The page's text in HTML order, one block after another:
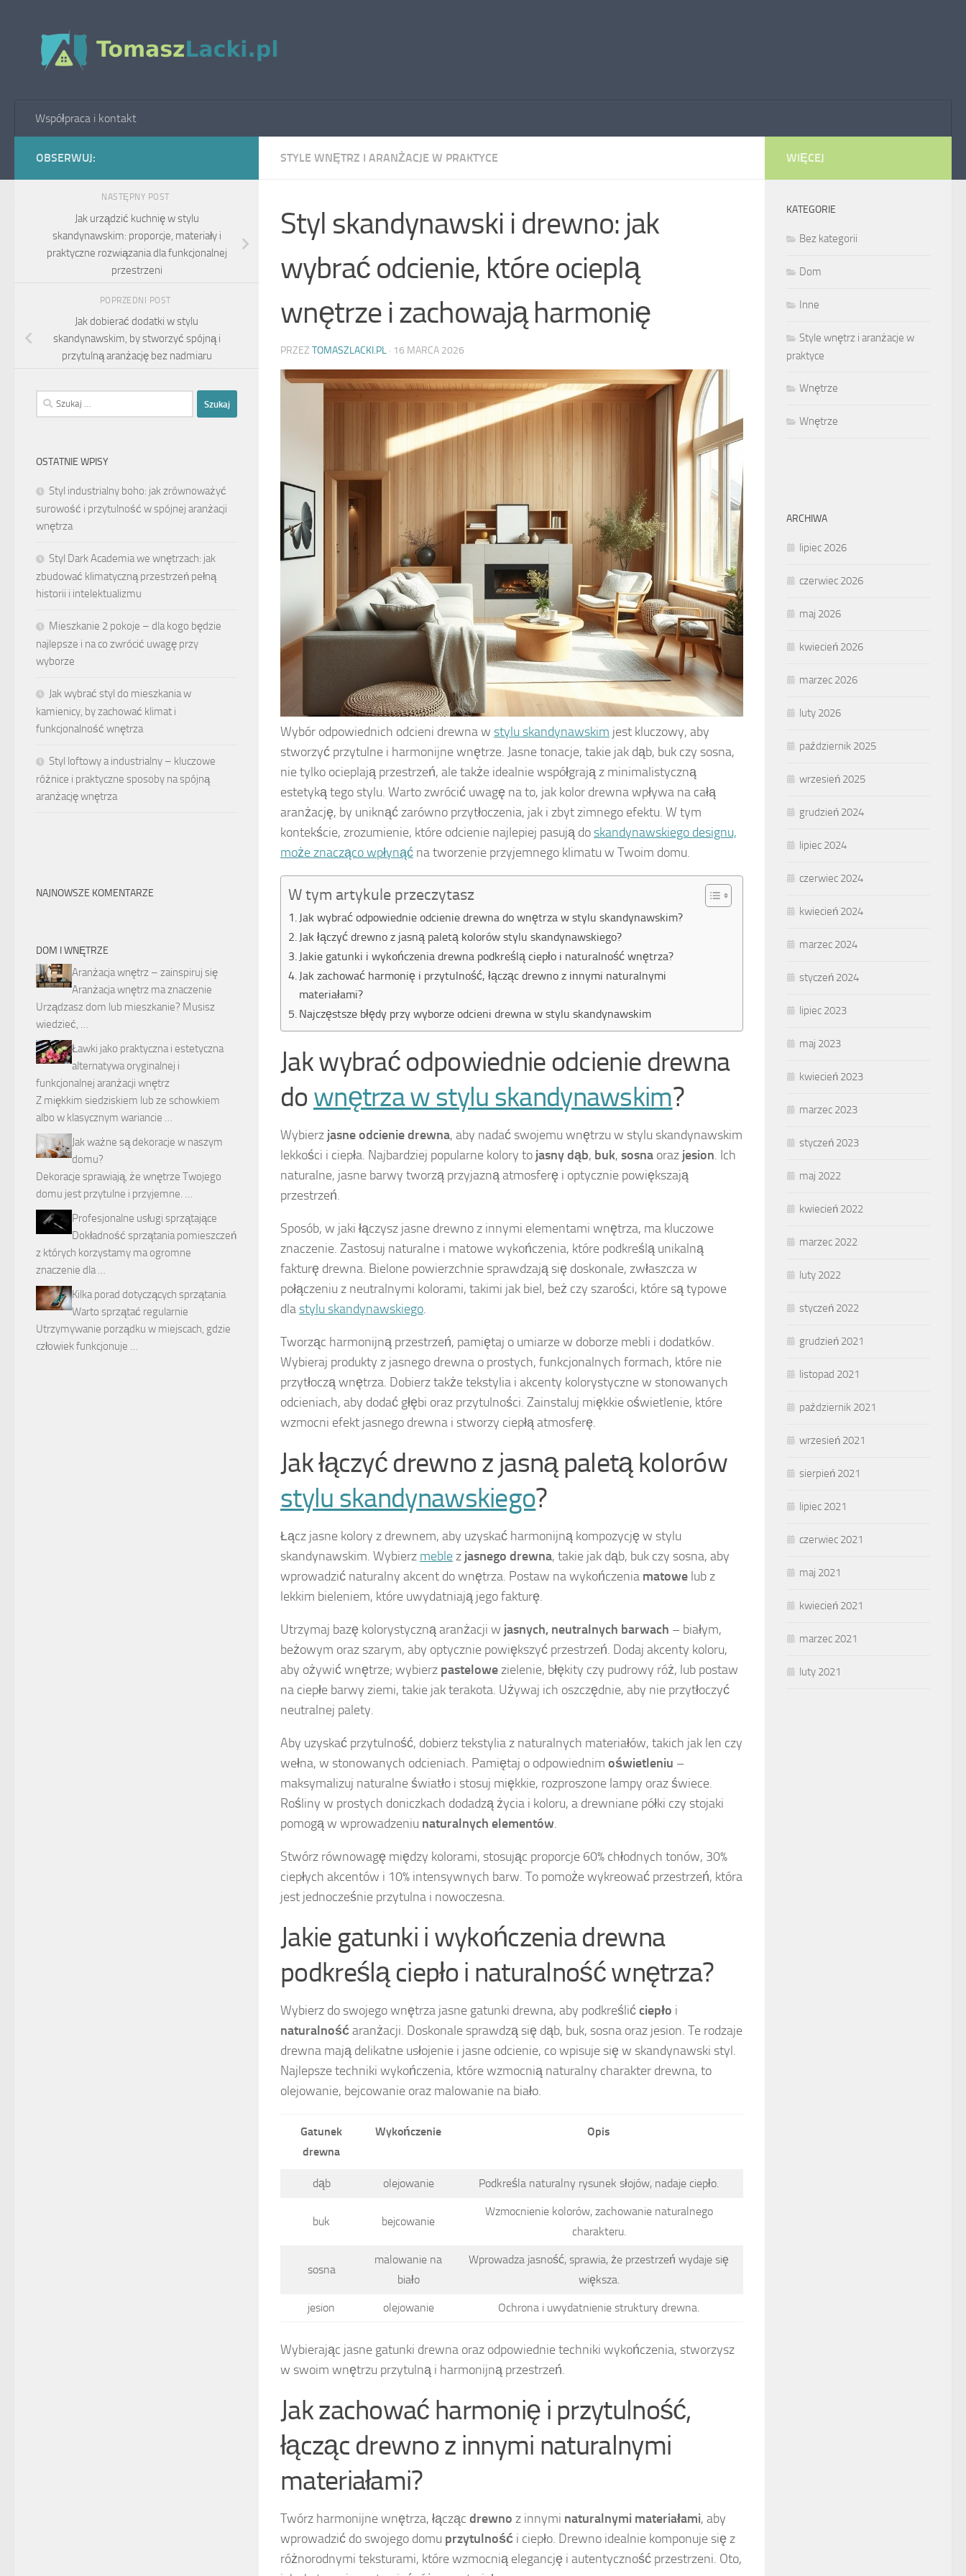
Współpraca i kontakt
STYLE WNĘTRZ I ARANŻACJE W PRAKTYCE
Styl skandynawski i drewno: jak
wybrać odcienie, które ocieplą
wnętrze i zachowają harmonię
PRZEZ TOMASZLACKI.PL · 16 MARCA 2026
Wybór odpowiednich odcieni drewna w stylu skandynawskim jest kluczowy, aby
stworzyć przytulne i harmonijne wnętrze. Jasne tonacje, takie jak dąb, buk czy sosna,
nie tylko ocieplają przestrzeń, ale także idealnie współgrają z minimalistyczną
estetyką tego stylu. Warto zwrócić uwagę na to, jak kolor drewna wpływa na całą
aranżację, by uniknąć zarówno przytłoczenia, jak i zbyt zimnego efektu. W tym
kontekście, zrozumienie, które odcienie najlepiej pasują do skandynawskiego designu,
może znacząco wpłynąć na tworzenie przyjemnego klimatu w Twoim domu.
W tym artykule przeczytasz
Jak wybrać odpowiednie odcienie drewna do wnętrza w stylu skandynawskim?
Jak łączyć drewno z jasną paletą kolorów stylu skandynawskiego?
Jakie gatunki i wykończenia drewna podkreślą ciepło i naturalność wnętrza?
Jak zachować harmonię i przytulność, łącząc drewno z innymi naturalnymi
materiałami?
Najczęstsze błędy przy wyborze odcieni drewna w stylu skandynawskim
Jak wybrać odpowiednie odcienie drewna
downętrza w stylu skandynawskim?
Wybierz jasne odcienie drewna, aby nadać swojemu wnętrzu w stylu skandynawskim
lekkości i ciepła. Najbardziej popularne kolory to jasny dąb, buk, sosna oraz jesion. Ich
naturalne, jasne barwy tworzą przyjazną atmosferę i optycznie powiększają
przestrzeń.
Sposób, w jaki łączysz jasne drewno z innymi elementami wnętrza, ma kluczowe
znaczenie. Zastosuj naturalne i matowe wykończenia, które podkreślą unikalną
fakturę drewna. Bielone powierzchnie sprawdzają się doskonale, zwłaszcza w
połączeniu z neutralnymi kolorami, takimi jak biel, beż czy szarości, które są typowe
dla stylu skandynawskiego.
Tworząc harmonijną przestrzeń, pamiętaj o umiarze w doborze mebli i dodatków.
Wybieraj produkty z jasnego drewna o prostych, funkcjonalnych formach, które nie
przytłoczą wnętrza. Dobierz także tekstylia i akcenty kolorystyczne w stonowanych
odcieniach, aby dodać głębi oraz przytulności. Zainstaluj miękkie oświetlenie, które
wzmocni efekt jasnego drewna i stworzy ciepłą atmosferę.
Jak łączyć drewno z jasną paletą kolorów
stylu skandynawskiego?
Łącz jasne kolory z drewnem, aby uzyskać harmonijną kompozycję w stylu
skandynawskim. Wybierz meblez jasnego drewna, takie jak dąb, buk czy sosna, aby
wprowadzić naturalny akcent do wnętrza. Postaw na wykończenia matowe lub z
lekkim bieleniem, które uwydatniają jego fakturę.
Utrzymaj bazę kolorystyczną aranżacji w jasnych, neutralnych barwach – białym,
beżowym oraz szarym, aby optycznie powiększyć przestrzeń. Dodaj akcenty koloru,
aby ożywić wnętrze; wybierz pastelowezielenie, błękity czy pudrowy róż, lub postaw
na ciepłe barwy ziemi, takie jak terakota. Używaj ich oszczędnie, aby nie przytłoczyć
neutralnej palety.
Aby uzyskać przytulność, dobierz tekstylia z naturalnych materiałów, takich jak len czy
wełna, w stonowanych odcieniach. Pamiętaj o odpowiednim oświetleniu –
maksymalizuj naturalne światło i stosuj miękkie, rozproszone lampy oraz świece.
Rośliny w prostych doniczkach dodadzą życia i koloru, a drewniane półki czy stojaki
pomogą w wprowadzeniu naturalnych elementów.
Stwórz równowagę między kolorami, stosując proporcje 60% chłodnych tonów, 30%
ciepłych akcentów i 10% intensywnych barw. To pomoże wykreować przestrzeń, która
jest jednocześnie przytulna i nowoczesna.
Jakie gatunki i wykończenia drewna
podkreślą ciepło i naturalność wnętrza?
Wybierz do swojego wnętrza jasne gatunki drewna, aby podkreślićciepło i
naturalnośćaranżacji. Doskonale sprawdzą się dąb, buk, sosna oraz jesion. Te rodzaje
drewna mają delikatne usłojenie i jasne odcienie, co wpisuje się w skandynawski styl.
Najlepsze techniki wykończenia, które wzmocnią naturalny charakter drewna, to
olejowanie, bejcowanie oraz malowanie na biało.
Gatunek
drewna
Wykończenie Opis
dąb olejowanie Podkreśla naturalny rysunek słojów, nadaje ciepło.
buk bejcowanie
Wzmocnienie kolorów, zachowanie naturalnego
charakteru.
sosna
malowanie na
biało
Wprowadza jasność, sprawia, że przestrzeń wydaje się
większa.
jesion olejowanie Ochrona i uwydatnienie struktury drewna.
Wybierając jasne gatunki drewna oraz odpowiednie techniki wykończenia, stworzysz
w swoim wnętrzu przytulną i harmonijną przestrzeń.
Jak zachować harmonię i przytulność,
łącząc drewno z innymi naturalnymi
materiałami?
Twórz harmonijne wnętrza, łącząc drewno z innymi naturalnymi materiałami, aby
wprowadzić do swojego domu przytulność i ciepło. Drewno idealnie komponuje się z
różnorodnymi teksturami, które wzmocnią elegancję i autentyczność przestrzeni. Oto,
OBSERWUJ:
NASTĘPNY POST
Jak urządzić kuchnię w stylu
skandynawskim: proporcje, materiały i
praktyczne rozwiązania dla funkcjonalnej
przestrzeni
POPRZEDNI POST
Jak dobierać dodatki w stylu
skandynawskim, by stworzyć spójną i
przytulną aranżację bez nadmiaru
Szukaj:
OSTATNIE WPISY
Styl industrialny boho: jak zrównoważyć
surowość i przytulność w spójnej aranżacji
wnętrza
Styl Dark Academia we wnętrzach: jak
zbudować klimatyczną przestrzeń pełną
historii i intelektualizmu
Mieszkanie 2 pokoje – dla kogo będzie
najlepsze i na co zwrócić uwagę przy
wyborze
Jak wybrać styl do mieszkania w
kamienicy, by zachować klimat i
funkcjonalność wnętrza
Styl loftowy a industrialny – kluczowe
różnice i praktyczne sposoby na spójną
aranżację wnętrza
NAJNOWSZE KOMENTARZE
DOM I WNĘTRZE
Aranżacja wnętrz – zainspiruj się
Aranżacja wnętrz ma znaczenie
Urządzasz dom lub mieszkanie? Musisz
wiedzieć, …
Ławki jako praktyczna i estetyczna
alternatywa oryginalnej i
funkcjonalnej aranżacji wnętrz
Z miękkim siedziskiem lub ze schowkiem
albo w klasycznym wariancie …
Jak ważne są dekoracje w naszym
domu?
Dekoracje sprawiają, że wnętrze Twojego
domu jest przytulne i przyjemne. …
Profesjonalne usługi sprzątające
Dokładność sprzątania pomieszczeń
z których korzystamy ma ogromne
znaczenie dla …
Kilka porad dotyczących sprzątania
Warto sprzątać regularnie
Utrzymywanie porządku w miejscach, gdzie
człowiek funkcjonuje …
WIĘCEJ
KATEGORIE
Bez kategorii
Dom
Inne
Style wnętrz i aranżacje w
praktyce
Wnętrze
Wnętrze
ARCHIWA
lipiec 2026
czerwiec 2026
maj 2026
kwiecień 2026
marzec 2026
luty 2026
październik 2025
wrzesień 2025
grudzień 2024
lipiec 2024
czerwiec 2024
kwiecień 2024
marzec 2024
styczeń 2024
lipiec 2023
maj 2023
kwiecień 2023
marzec 2023
styczeń 2023
maj 2022
kwiecień 2022
marzec 2022
luty 2022
styczeń 2022
grudzień 2021
listopad 2021
październik 2021
wrzesień 2021
sierpień 2021
lipiec 2021
czerwiec 2021
maj 2021
kwiecień 2021
marzec 2021
luty 2021